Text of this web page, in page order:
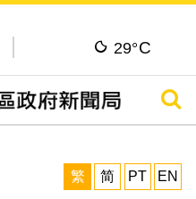
29°C
搜尋
繁
简 PT EN